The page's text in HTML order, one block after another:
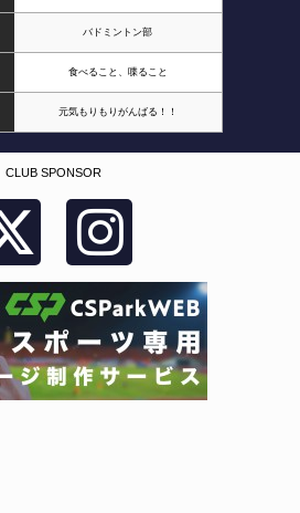
バドミントン部
食べること、喋ること
元気もりもりがんばる！！
CLUB SPONSOR